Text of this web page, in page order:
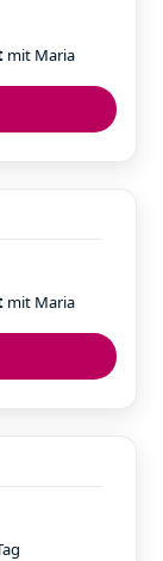
mit Maria
mit Maria